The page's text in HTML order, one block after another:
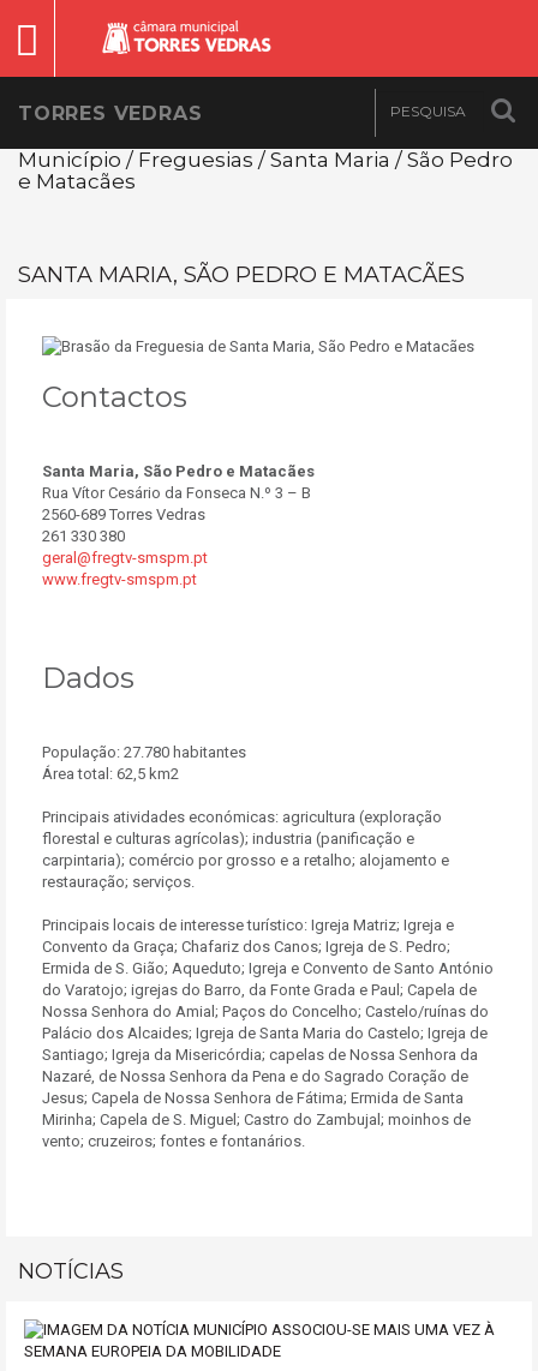
TORRES VEDRAS
Município / Freguesias / Santa Maria / São Pedro
e Matacães
SANTA MARIA, SÃO PEDRO E MATACÃES
Contactos
Santa Maria, São Pedro e Matacães
Rua Vítor Cesário da Fonseca N.º 3 – B
2560-689 Torres Vedras
261 330 380
geral@fregtv-smspm.pt
www.fregtv-smspm.pt
Dados
População: 27.780 habitantes
Área total: 62,5 km2
Principais atividades económicas: agricultura (exploração
florestal e culturas agrícolas); industria (panificação e
carpintaria); comércio por grosso e a retalho; alojamento e
restauração; serviços.
Principais locais de interesse turístico: Igreja Matriz; Igreja e
Convento da Graça; Chafariz dos Canos; Igreja de S. Pedro;
Ermida de S. Gião; Aqueduto; Igreja e Convento de Santo António
do Varatojo; igrejas do Barro, da Fonte Grada e Paul; Capela de
Nossa Senhora do Amial; Paços do Concelho; Castelo/ruínas do
Palácio dos Alcaides; Igreja de Santa Maria do Castelo; Igreja de
Santiago; Igreja da Misericórdia; capelas de Nossa Senhora da
Nazaré, de Nossa Senhora da Pena e do Sagrado Coração de
Jesus; Capela de Nossa Senhora de Fátima; Ermida de Santa
Mirinha; Capela de S. Miguel; Castro do Zambujal; moinhos de
vento; cruzeiros; fontes e fontanários.
NOTÍCIAS